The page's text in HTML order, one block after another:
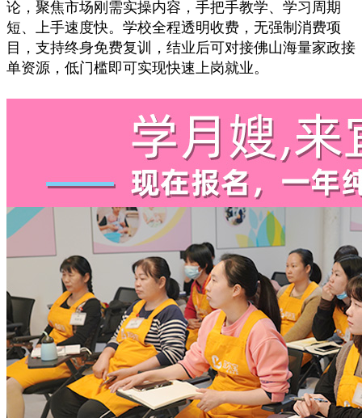
论，聚焦市场刚需实操内容，手把手教学、学习周期
短、上手速度快。学校全程透明收费，无强制消费项
目，支持终身免费复训，结业后可对接佛山海量家政接
单资源，低门槛即可实现快速上岗就业。